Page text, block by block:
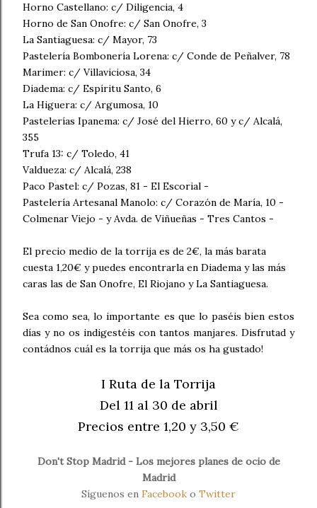
Horno Castellano: c/ Diligencia, 4
Horno de San Onofre: c/ San Onofre, 3
La Santiaguesa: c/ Mayor, 73
Pastelería Bombonería Lorena: c/ Conde de Peñalver, 78
Marimer: c/ Villaviciosa, 34
Diadema: c/ Espíritu Santo, 6
La Higuera: c/ Argumosa, 10
Pastelerías Ipanema: c/ José del Hierro, 60 y c/ Alcalá,
355
Trufa 13: c/ Toledo, 41
Valdueza: c/ Alcalá, 238
Paco Pastel: c/ Pozas, 81 - El Escorial -
Pastelería Artesanal Manolo: c/ Corazón de María, 10 -
Colmenar Viejo - y Avda. de Viñueñas - Tres Cantos -
El precio medio de la torrija es de 2€, la más barata
cuesta 1,20€ y puedes encontrarla en Diadema y las más
caras las de San Onofre, El Riojano y La Santiaguesa.
Sea como sea, lo importante es que lo paséis bien estos
días y no os indigestéis con tantos manjares. Disfrutad y
contádnos cuál es la torrija que más os ha gustado!
I Ruta de la Torrija
Del 11 al 30 de abril
Precios entre 1,20 y 3,50 €
Don't Stop Madrid - Los mejores planes de ocio de
Madrid
Síguenos en Facebook o Twitter